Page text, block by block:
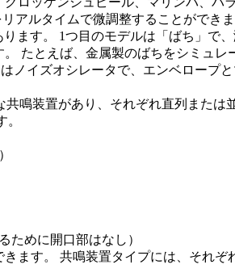
アルタイムで微調整することができま
ます。 1つ目のモデルは「ばち」
たとえば、金属製のばちをシミュ
ノイズオシレータで、エンベロー
共鳴装置があり、それぞれ直列また
ために開口部はなし）
ます。 共鳴装置タイプには、それ